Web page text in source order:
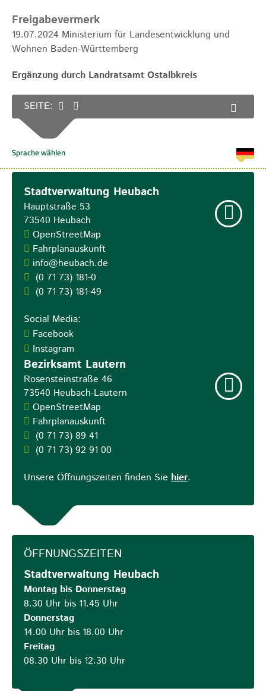
Freigabevermerk
19.07.2024 Ministerium für Landesentwicklung und
Wohnen Baden-Württemberg
Ergänzung durch Landratsamt Ostalbkreis
SEITE:
Stadtverwaltung Heubach
Hauptstraße 53
73540 Heubach
OpenStreetMap
Fahrplanauskunft
info@heubach.de
(0 71 73) 181-0
(0 71 73) 181-49
Social Media:
Facebook
Instagram
Bezirksamt Lautern
Rosensteinstraße 46
73540 Heubach-Lautern
OpenStreetMap
Fahrplanauskunft
(0 71 73) 89 41
(0 71 73) 92 91 00
Unsere Öffnungszeiten finden Sie hier.
ÖFFNUNGSZEITEN
Stadtverwaltung Heubach
Montag bis Donnerstag
8.30 Uhr bis 11.45 Uhr
Donnerstag
14.00 Uhr bis 18.00 Uhr
Freitag
08.30 Uhr bis 12.30 Uhr